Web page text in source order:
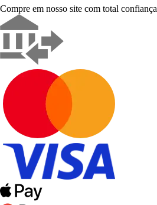
Compre em nosso site com total confiança